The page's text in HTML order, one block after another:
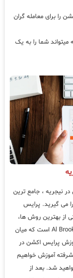
را برای معامله گران
شما را به یک
نیجریه ، جامع ترین
می گیرید. پرایس
از بهترین روش ها،
و Nial Fuller و Al Brooks است که میان
پرایس اکشن در
آموزش خواهیم
شد. بعد از